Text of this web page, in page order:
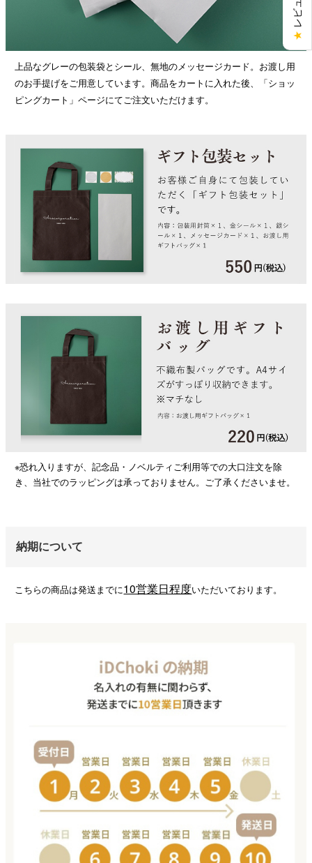
上品なグレーの包装袋とシール、無地のメッセージカード。お渡し用
のお手提げをご用意しています。商品をカートに入れた後、「ショッ
ピングカート」ページにてご注文いただけます。
※恐れ入りますが、記念品・ノベルティご利用等での大口注文を除
き、当社でのラッピングは承っておりません。ご了承くださいませ。
納期について
こちらの商品は発送までに10営業日程度いただいております。
★